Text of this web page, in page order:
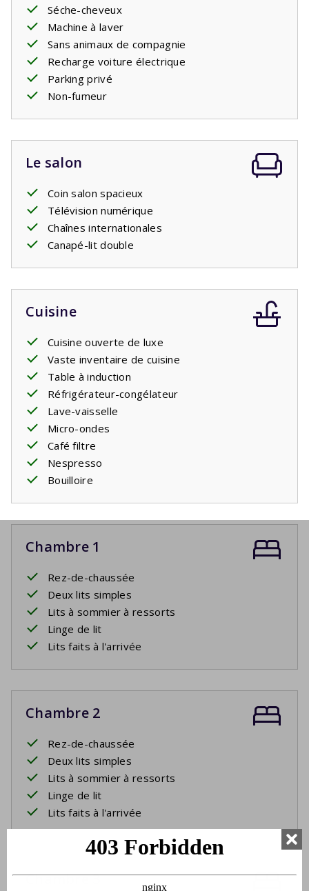
Séche-cheveux
Machine à laver
Sans animaux de compagnie
Recharge voiture électrique
Parking privé
Non-fumeur
Le salon
Coin salon spacieux
Télévision numérique
Chaînes internationales
Canapé-lit double
Cuisine
Cuisine ouverte de luxe
Vaste inventaire de cuisine
Table à induction
Réfrigérateur-congélateur
Lave-vaisselle
Micro-ondes
Café filtre
Nespresso
Bouilloire
Chambre 1
Rez-de-chaussée
Deux lits simples
Lits à sommier à ressorts
Linge de lit
Lits faits à l'arrivée
Chambre 2
Rez-de-chaussée
Deux lits simples
Lits à sommier à ressorts
Linge de lit
Lits faits à l'arrivée
Chambre 3